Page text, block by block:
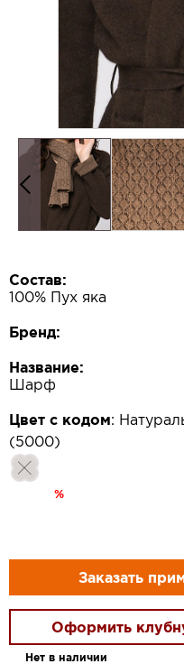
Состав:
100% Пух яка
Бренд:
Название:
Шарф
Цвет с кодом:
(5000)
%
Заказать
Оформить
Нет в наличии